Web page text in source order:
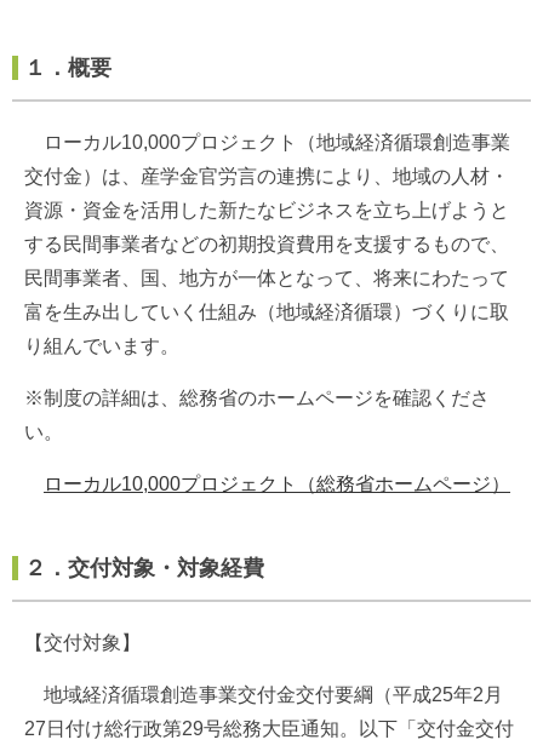
１．概要
ローカル10,000プロジェクト（地域経済循環創造事業
交付金）は、産学金官労言の連携により、地域の人材・
資源・資金を活用した新たなビジネスを立ち上げようと
する民間事業者などの初期投資費用を支援するもので、
民間事業者、国、地方が一体となって、将来にわたって
富を生み出していく仕組み（地域経済循環）づくりに取
り組んでいます。
※制度の詳細は、総務省のホームページを確認くださ
い。
ローカル10,000プロジェクト（総務省ホームページ）
２．交付対象・対象経費
【交付対象】
地域経済循環創造事業交付金交付要綱（平成25年2月
27日付け総行政第29号総務大臣通知。以下「交付金交付